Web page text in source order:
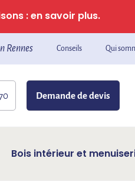
: en savoir plus.
Rennes Conseils Qui
Demande de devis
Bois intérieur et